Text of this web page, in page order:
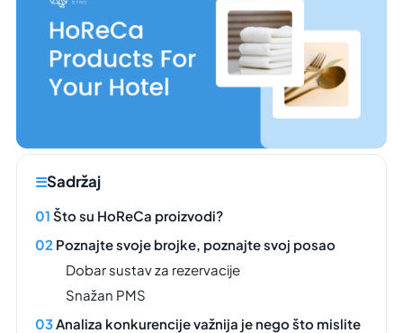
Sadržaj
Što su HoReCa proizvodi?
Poznajte svoje brojke, poznajte svoj posao
Dobar sustav za rezervacije
Snažan PMS
Analiza konkurencije važnija je nego što mislite